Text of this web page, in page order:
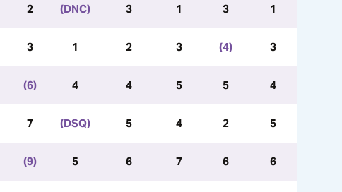
2 (DNC) 3 1 3 1
3 1 2 3 (4) 3
(6) 4 4 5 5 4
7 (DSQ) 5 4 2 5
(9) 5 6 7 6 6